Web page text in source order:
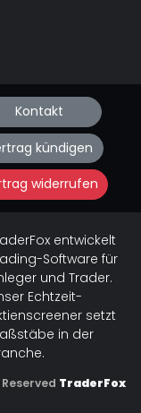
Kontakt
kündigen
widerrufen
entwickelt
Software für
und Trader.
Echtzeit-
setzt
in der
TraderFox